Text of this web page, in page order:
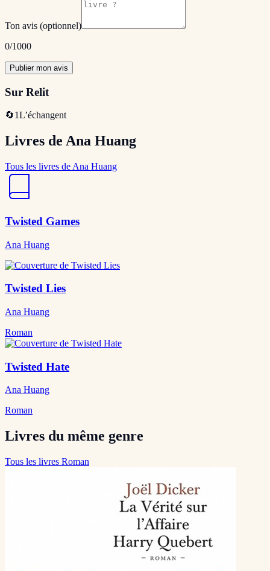
Ton avis (optionnel)
0/1000
Publier mon avis
Sur Relit
🔄1L’échangent
Livres de Ana Huang
Tous les livres de Ana Huang
Twisted Games
Ana Huang
Twisted Lies
Ana Huang
Roman
Twisted Hate
Ana Huang
Roman
Livres du même genre
Tous les livres Roman